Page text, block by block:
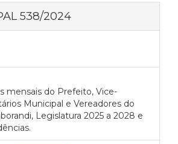
538/2024
mensais do Prefeito, Vice-
Municipal e Vereadores do
Legislatura 2025 a 2028 e